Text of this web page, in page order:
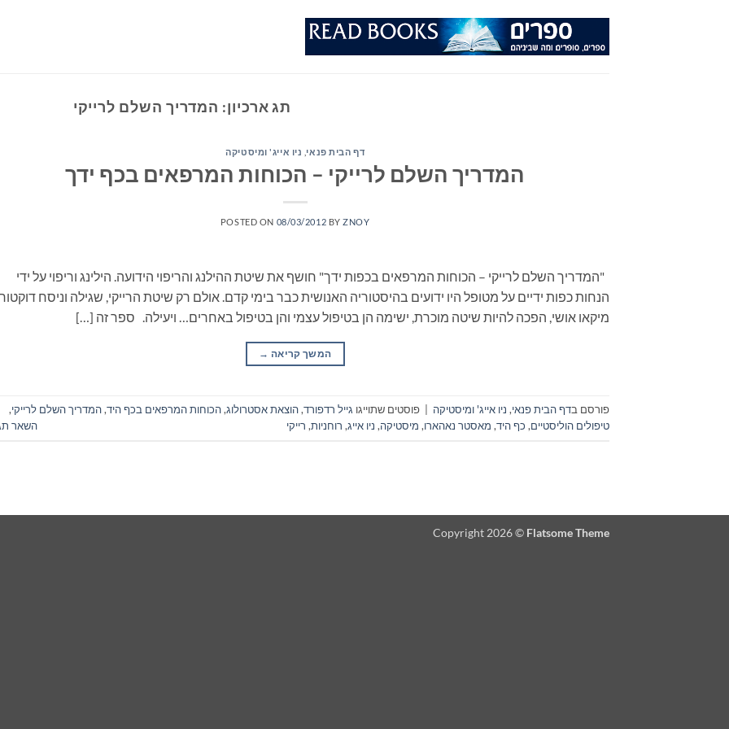
תג ארכיון: המדריך השלם לרייקי
דף הבית פנאי ניו אייג' ומיסטיקה
המדריך השלם לרייקי – הכוחות המרפאים בכף ידך
POSTED ON 08/03/2012 BYZNOY
"המדריך השלם לרייקי – הכוחות המרפאים בכפות ידך" חושף את שיטת ההילנג והריפוי הידועה. הילינג וריפוי על ידי
הנחות כפות ידיים על מטופל היו ידועים בהיסטוריה האנושית כבר בימי קדם. אולם רק שיטת הרייקי, שגילה וניסח דוקטור
מיקאו אושי, הפכה להיות שיטה מוכרת, ישימה הן בטיפול עצמי והן בטיפול באחרים… ויעילה. ספר זה […]
המשך קריאה →
פורסם בדף הבית פנאי, ניו אייג' ומיסטיקה פוסטים שתוייגו גייל רדפורד,הוצאת אסטרולוג,הכוחות המרפאים בכף היד,המדריך השלם לרייקי,
טיפולים הוליסטיים, כף היד, מאסטר נאהארו, מיסטיקה, ניו אייג, רוחניות, רייקי השאר
Copyright 2026 © Flatsome Theme